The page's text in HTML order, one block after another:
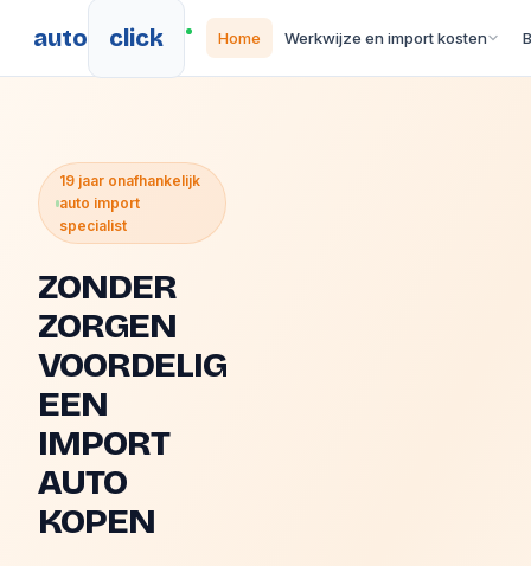
auto click Home Werkwijze en import kosten
19 jaar onafhankelijk
auto import
specialist
ZONDER
ZORGEN
VOORDELIG
EEN
IMPORT
AUTO
KOPEN